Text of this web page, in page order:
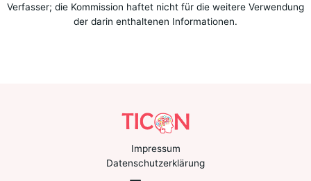
Verfasser; die Kommission haftet nicht für die weitere Verwendung
der darin enthaltenen Informationen.
Impressum
Datenschutzerklärung